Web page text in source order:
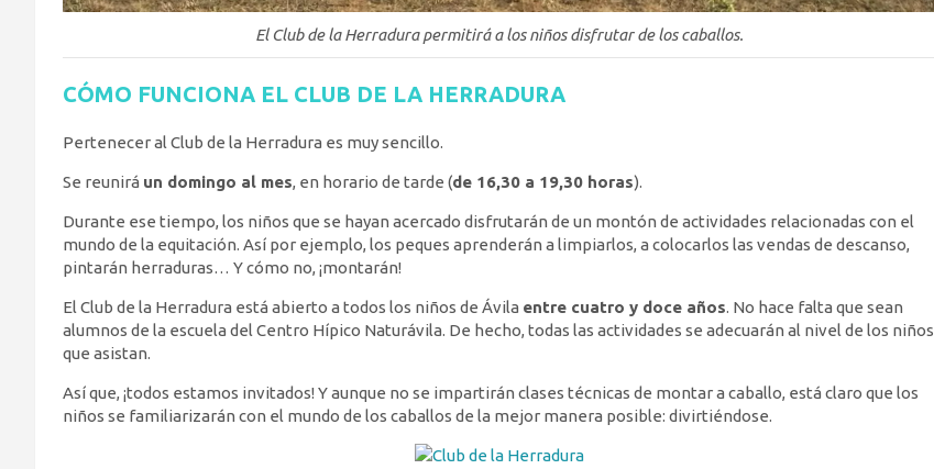
El Club de la Herradura permitirá a los niños disfrutar de los caballos.
CÓMO FUNCIONA EL CLUB DE LA HERRADURA
Pertenecer al Club de la Herradura es muy sencillo.
Se reunirá un domingo al mes, en horario de tarde (de 16,30 a 19,30 horas).
Durante ese tiempo, los niños que se hayan acercado disfrutarán de un montón de actividades relacionadas con el
mundo de la equitación. Así por ejemplo, los peques aprenderán a limpiarlos, a colocarlos las vendas de descanso,
pintarán herraduras… Y cómo no, ¡montarán!
El Club de la Herradura está abierto a todos los niños de Ávila entre cuatro y doce años. No hace falta que sean
alumnos de la escuela del Centro Hípico Naturávila. De hecho, todas las actividades se adecuarán al nivel de los niños
que asistan.
Así que, ¡todos estamos invitados! Y aunque no se impartirán clases técnicas de montar a caballo, está claro que los
niños se familiarizarán con el mundo de los caballos de la mejor manera posible: divirtiéndose.